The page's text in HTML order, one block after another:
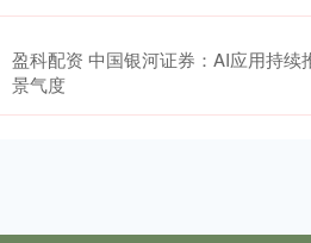
盈科配资 中国银河证券：AI应用持续
景气度